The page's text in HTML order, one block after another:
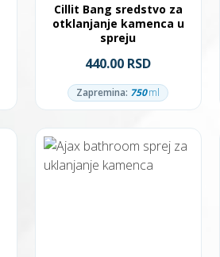
Cillit Bang sredstvo za
otklanjanje kamenca u
spreju
440.00 RSD
Zapremina: 750ml